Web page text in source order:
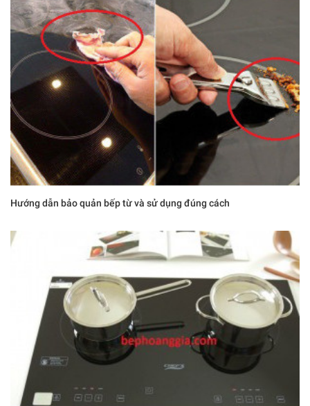
Hướng dẫn bảo quản bếp từ và sử dụng đúng cách